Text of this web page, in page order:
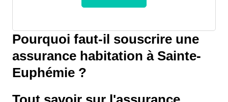
Pourquoi faut-il souscrire une
assurance habitation à Sainte-
Euphémie ?